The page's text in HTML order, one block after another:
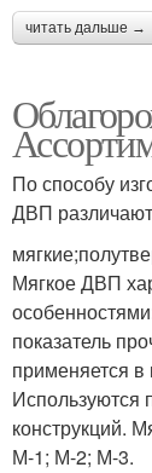
читать дальше →
По способу
ДВП
Мягкое ДВП
показатель
применяется в
Используются
конструкций.
М-1; М-2; М-3.